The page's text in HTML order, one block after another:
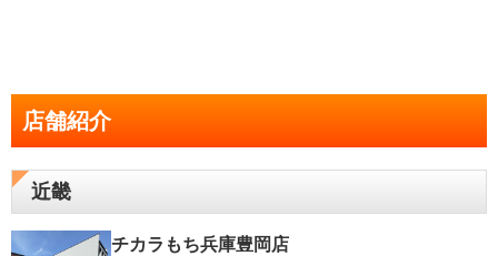
店舗紹介
近畿
チカラもち兵庫豊岡店